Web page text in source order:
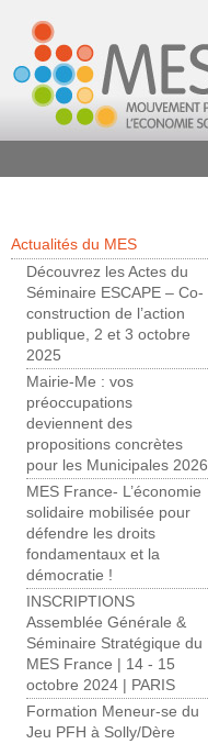
Actualités du MES
Découvrez les Actes du
Séminaire ESCAPE – Co-
construction de l’action
publique, 2 et 3 octobre
2025
Mairie-Me : vos
préoccupations
deviennent des
propositions concrètes
pour les Municipales 2026
MES France- L’économie
solidaire mobilisée pour
défendre les droits
fondamentaux et la
démocratie !
INSCRIPTIONS
Assemblée Générale &
Séminaire Stratégique du
MES France | 14 - 15
octobre 2024 | PARIS
Formation Meneur-se du
Jeu PFH à Solly/Dère